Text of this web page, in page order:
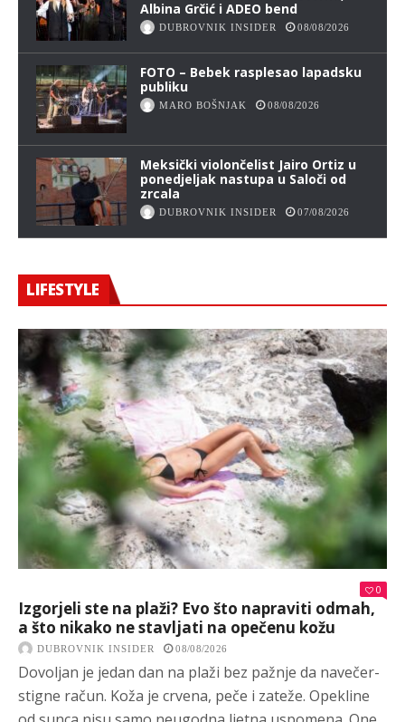
Albina Grčić i ADEO bend
DUBROVNIK INSIDER 08/08/2026
FOTO – Bebek rasplesao lapadsku
publiku
MARO BOŠNJAK 08/08/2026
Meksički violončelist Jairo Ortiz u
ponedjeljak nastupa u Saloči od
zrcala
DUBROVNIK INSIDER 07/08/2026
LIFESTYLE
0
Izgorjeli ste na plaži? Evo što napraviti odmah,
a što nikako ne stavljati na opečenu kožu
DUBROVNIK INSIDER 08/08/2026
Dovoljan je jedan dan na plaži bez pažnje da navečer-
stigne račun. Koža je crvena, peče i zateže. Opekline